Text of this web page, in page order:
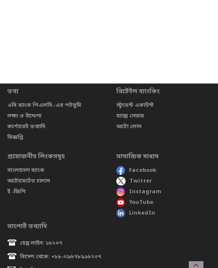
তথ্য
এবি ব্যাংক পিএলসি.-এর পটভূমি
লক্ষ্য ও উদ্দেশ্য
কর্পোরেট তথ্যাদি
বিজ্ঞপ্তি
রিটেইল ব্যাংকিং
স্টুডেন্ট একাউন্ট
ম্যাক্স সেভার
অটো লোন
প্রয়োজনীয় লিংকসমূহ
বাংলাদেশ ব্যাংক
অটোমেটেড চালান
ই -জিপি
সামাজিক মাধ্যম
Facebook
Twitter
Instagram
YouTube
LinkedIn
সাপোর্ট তথ্যাদি
হেল্প লাইন: ১৬২০৭
বিদেশ থেকে: +৮৮-০৯৬৭৮৯১৬২০৭